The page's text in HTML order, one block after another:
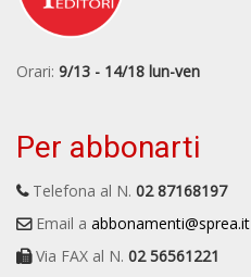
Orari: 9/13 - 14/18 lun-ven
Per abbonarti
Telefona al N. 02 87168197
Email a abbonamenti@sprea.it
Via FAX al N. 02 56561221